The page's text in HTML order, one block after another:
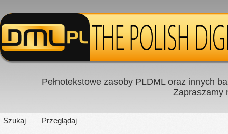
Pełnotekstowe zasoby PLDML oraz innych
Zapraszamy
Szukaj Przeglądaj